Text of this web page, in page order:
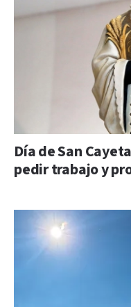
Día de San
pedir trabajo y